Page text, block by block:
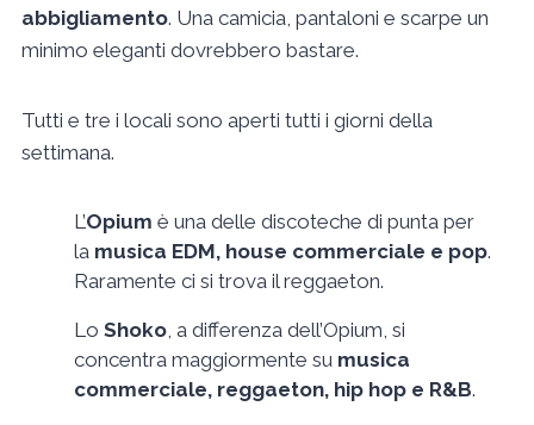
abbigliamento. Una camicia, pantaloni e scarpe un
minimo eleganti dovrebbero bastare.
Tutti e tre i locali sono aperti tutti i giorni della
settimana.
L’Opium è una delle discoteche di punta per
la musica EDM, house commerciale e pop.
Raramente ci si trova il reggaeton.
LoShoko, a differenza dell’Opium, si
concentra maggiormente su musica
commerciale, reggaeton, hip hop e R&B.